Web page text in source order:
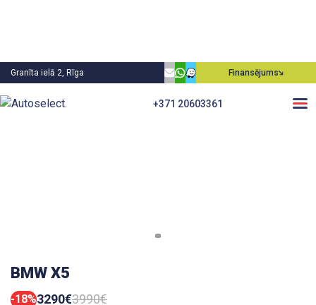
Granīta ielā 2, Rīga Finansējums
+371 20603361
BMW X5
-18%3290€3990€